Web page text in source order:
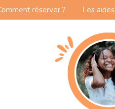
réserver ? Les aides